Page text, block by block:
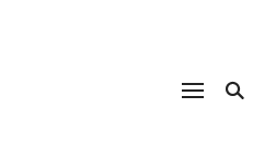
Schnabulieren, was die Natur einem